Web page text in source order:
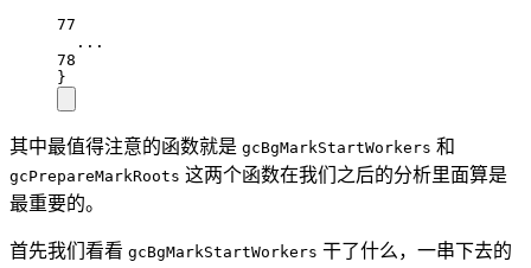
77
...
78
}
其中最值得注意的函数就是 gcBgMarkStartWorkers 和
gcPrepareMarkRoots 这两个函数在我们之后的分析里面算是
最重要的。
首先我们看看 gcBgMarkStartWorkers 干了什么，一串下去的